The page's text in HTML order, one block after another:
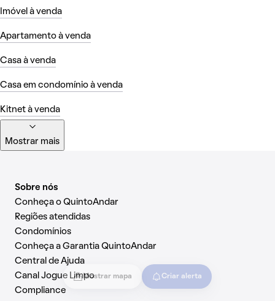
Mostrar mapa Criar alerta
Imóvel à venda
Apartamento à venda
Casa à venda
Casa em condomínio à venda
Kitnet à venda
Mostrar mais
Sobre nós
Conheça o QuintoAndar
Regiões atendidas
Condomínios
Conheça a Garantia QuintoAndar
Central de Ajuda
Canal Jogue Limpo
Compliance